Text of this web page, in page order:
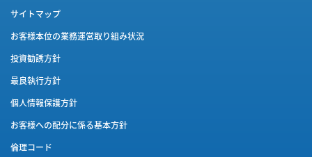
サイトマップ
お客様本位の業務運営取り組み状況
投資勧誘方針
最良執行方針
個人情報保護方針
お客様への配分に係る基本方針
倫理コード